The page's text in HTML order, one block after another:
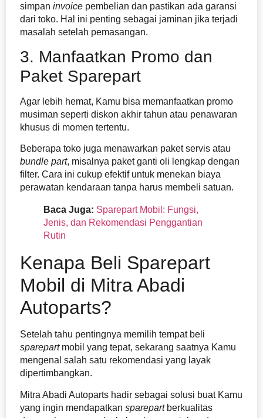
simpan invoice pembelian dan pastikan ada garansi
dari toko. Hal ini penting sebagai jaminan jika terjadi
masalah setelah pemasangan.
3. Manfaatkan Promo dan
Paket Sparepart
Agar lebih hemat, Kamu bisa memanfaatkan promo
musiman seperti diskon akhir tahun atau penawaran
khusus di momen tertentu.
Beberapa toko juga menawarkan paket servis atau
bundle part, misalnya paket ganti oli lengkap dengan
filter. Cara ini cukup efektif untuk menekan biaya
perawatan kendaraan tanpa harus membeli satuan.
Baca Juga: Sparepart Mobil: Fungsi,
Jenis, dan Rekomendasi Penggantian
Rutin
Kenapa Beli Sparepart
Mobil di Mitra Abadi
Autoparts?
Setelah tahu pentingnya memilih tempat beli
sparepart mobil yang tepat, sekarang saatnya Kamu
mengenal salah satu rekomendasi yang layak
dipertimbangkan.
Mitra Abadi Autoparts hadir sebagai solusi buat Kamu
yang ingin mendapatkan sparepartberkualitas